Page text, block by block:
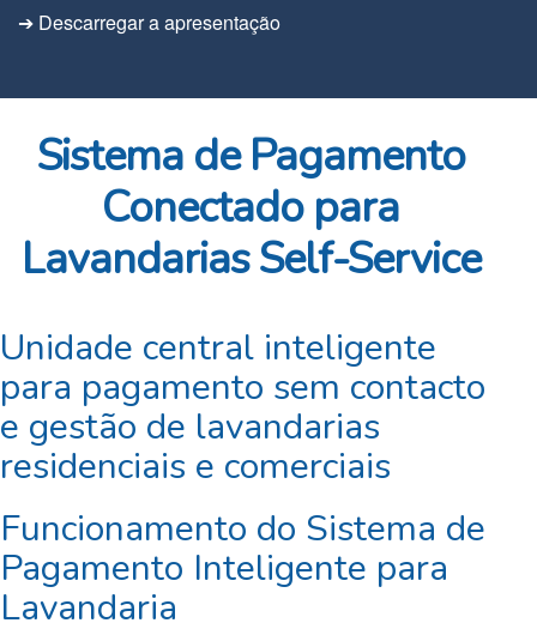
➔ Descarregar a apresentação
Sistema de Pagamento
Conectado para
Lavandarias Self-Service
Unidade central inteligente
para pagamento sem contacto
e gestão de lavandarias
residenciais e comerciais
Funcionamento do Sistema de
Pagamento Inteligente para
Lavandaria